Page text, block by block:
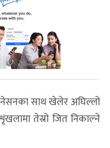
साथ खेलेर अघिल्लो
तेस्रो जित निकाल्ने